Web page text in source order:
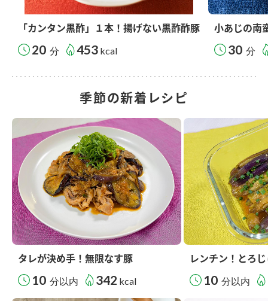
「カンタン黒酢」１本！揚げない黒酢酢豚
20 分 453 kcal
小あじの南
30 分
季節の新着レシピ
タレが決め手！無限なす豚
10 分以内 342 kcal
レンチン！とろ
10 分以内